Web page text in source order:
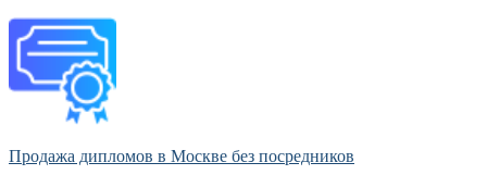
Продажа дипломов в Москве без посредников